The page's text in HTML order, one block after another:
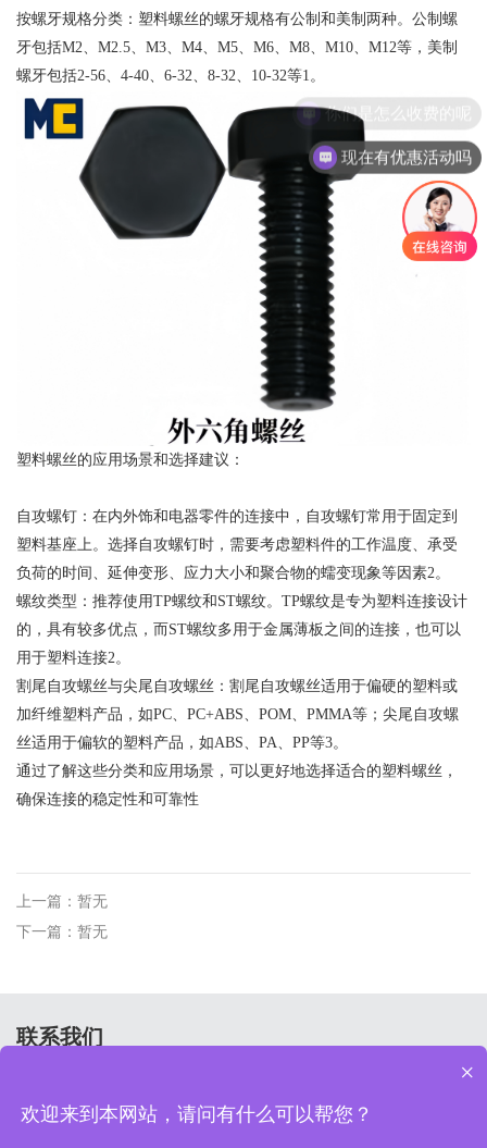
‌按螺牙规格分类‌：塑料螺丝的螺牙规格有公制和美制两种。公制螺
牙包括M2、M2.5、M3、M4、M5、M6、M8、M10、M12等，美制
螺牙包括2-56、4-40、6-32、8-32、10-32等‌1。
‌塑料螺丝的应用场景和选择建议‌：
‌自攻螺钉‌：在内外饰和电器零件的连接中，自攻螺钉常用于固定到
塑料基座上。选择自攻螺钉时，需要考虑塑料件的工作温度、承受
负荷的时间、延伸变形、应力大小和聚合物的蠕变现象等因素‌2。
‌螺纹类型‌：推荐使用TP螺纹和ST螺纹。TP螺纹是专为塑料连接设计
的，具有较多优点，而ST螺纹多用于金属薄板之间的连接，也可以
用于塑料连接‌2。
‌割尾自攻螺丝与尖尾自攻螺丝‌：割尾自攻螺丝适用于偏硬的塑料或
加纤维塑料产品，如PC、PC+ABS、POM、PMMA等；尖尾自攻螺
丝适用于偏软的塑料产品，如ABS、PA、PP等‌3。
通过了解这些分类和应用场景，可以更好地选择适合的塑料螺丝，
确保连接的稳定性和可靠性
上一篇：暂无
下一篇：暂无
联系我们
15532980703 18233929937
你们是怎么收费的呢
现在有优惠活动吗
×
欢迎来到本网站，请问有什么可以帮您？